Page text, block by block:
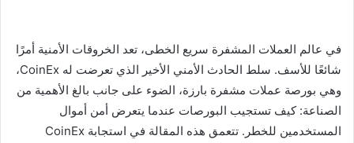
في عالم العملات المشفرة سريع الخطى، تعد الخروقات الأمنية أمرًا
شائعًا للأسف. سلط الحادث الأمني الأخير الذي تعرضت له CoinEx،
وهي بورصة عملات مشفرة بارزة، الضوء على جانب بالغ الأهمية من
الصناعة: كيف تستجيب البورصات عندما يتعرض أمن أموال
المستخدمين للخطر. تتعمق هذه المقالة في استجابة CoinEx